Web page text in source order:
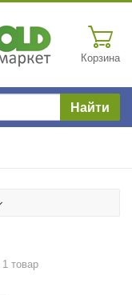
Корзина
Найти
1 товар